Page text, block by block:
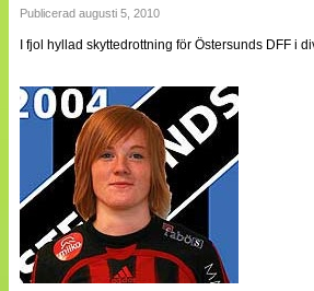
Bildreportage
Bloggar
Webb-TV
Cuper
Medlemsbilder
Till klubbkassan
NÄTverket
Split vision
Om oss
Annonsera
Statistik
Publicerad augusti 5, 2010
I fjol hyllad skyttedrottning för Östersunds DFF